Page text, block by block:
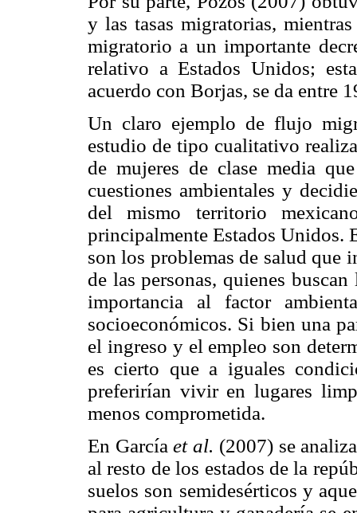
y las tasas migratorias,
migratorio a un importante
relativo a Estados Unidos;
acuerdo con Borjas, se da entre
Un claro ejemplo de flujo
estudio de tipo cualitativo
de mujeres de clase media
cuestiones ambientales y
del mismo territorio
principalmente Estados Unidos.
son los problemas de salud que
de las personas, quienes
importancia al factor
socioeconómicos. Si bien una
el ingreso y el empleo son
es cierto que a iguales
preferirían vivir en lugares
menos comprometida.
En Garcíaet al. (2007) se
al resto de los estados de la
suelos son semidesérticos y